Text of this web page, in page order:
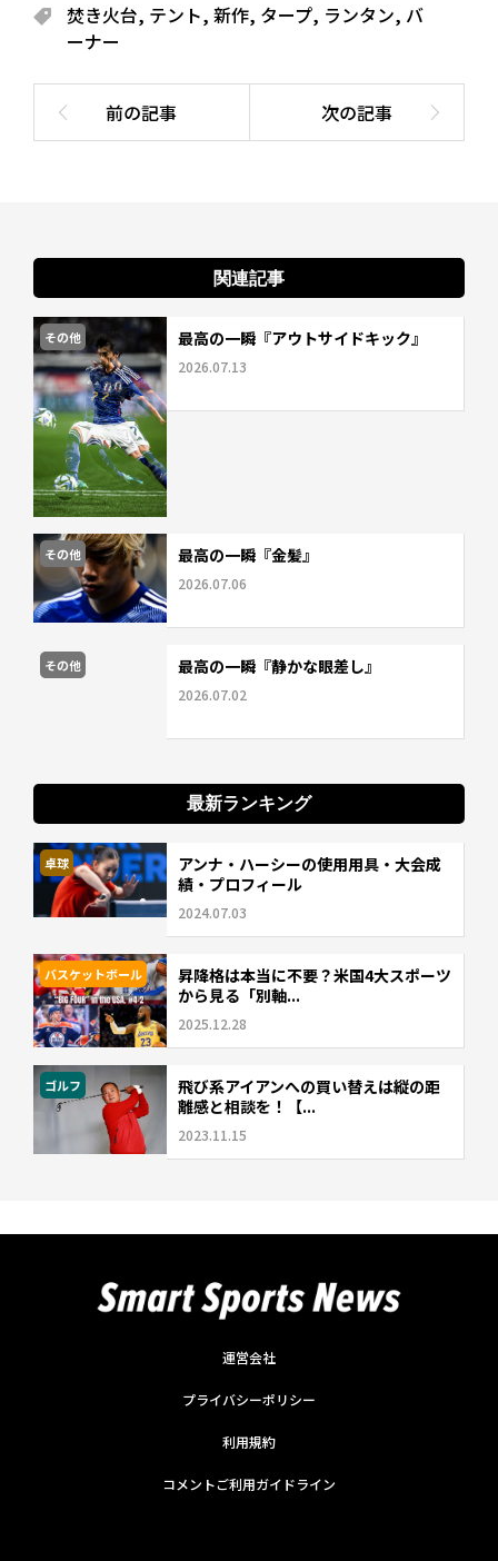
焚き火台, テント, 新作, タープ, ランタン, バ
ーナー
関連記事
その他 最高の一瞬『アウトサイドキック』
2026.07.13
その他 最高の一瞬『金髪』
2026.07.06
その他 最高の一瞬『静かな眼差し』
2026.07.02
最新ランキング
卓球
アンナ・ハーシーの使用用具・大会成
績・プロフィール
2024.07.03
バスケットボール
昇降格は本当に不要？米国4大スポーツ
から見る「別軸...
2025.12.28
ゴルフ
飛び系アイアンへの買い替えは縦の距
離感と相談を！【...
2023.11.15
運営会社
プライバシーポリシー
利用規約
コメントご利用ガイドライン